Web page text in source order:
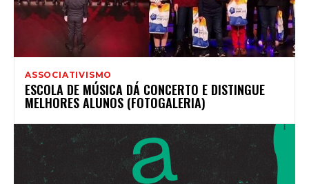
ASSOCIATIVISMO
ESCOLA DE MÚSICA DÁ CONCERTO E DISTINGUE
MELHORES ALUNOS (FOTOGALERIA)